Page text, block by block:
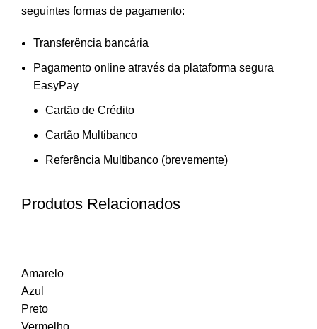
seguintes formas de pagamento:
Transferência bancária
Pagamento online através da plataforma segura
EasyPay
Cartão de Crédito
Cartão Multibanco
Referência Multibanco (brevemente)
Produtos Relacionados
Amarelo
Azul
Preto
Vermelho